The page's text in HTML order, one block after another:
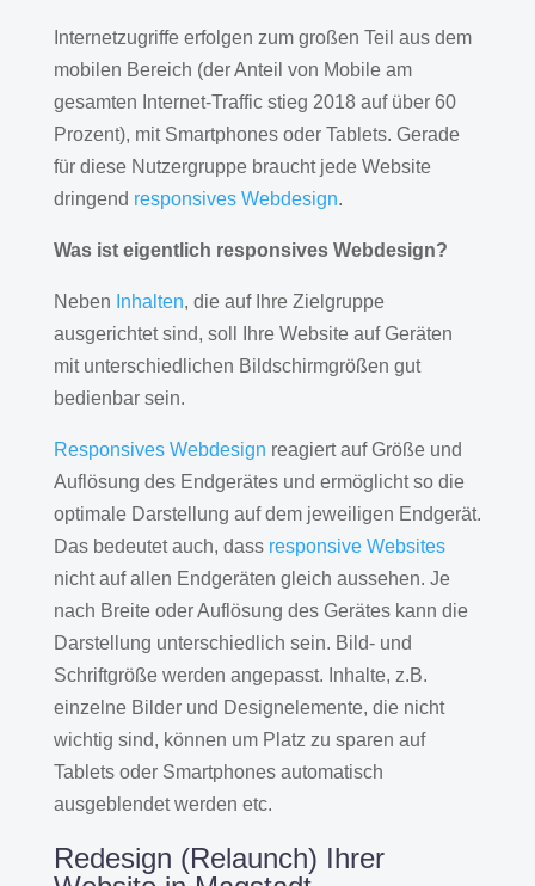
Internetzugriffe erfolgen zum großen Teil aus dem
mobilen Bereich (der Anteil von Mobile am
gesamten Internet-Traffic stieg 2018 auf über 60
Prozent), mit Smartphones oder Tablets. Gerade
für diese Nutzergruppe braucht jede Website
dringend responsives Webdesign.
Was ist eigentlich responsives Webdesign?
Neben Inhalten, die auf Ihre Zielgruppe
ausgerichtet sind, soll Ihre Website auf Geräten
mit unterschiedlichen Bildschirmgrößen gut
bedienbar sein.
Responsives Webdesign reagiert auf Größe und
Auflösung des Endgerätes und ermöglicht so die
optimale Darstellung auf dem jeweiligen Endgerät.
Das bedeutet auch, dass responsive Websites
nicht auf allen Endgeräten gleich aussehen. Je
nach Breite oder Auflösung des Gerätes kann die
Darstellung unterschiedlich sein. Bild- und
Schriftgröße werden angepasst. Inhalte, z.B.
einzelne Bilder und Designelemente, die nicht
wichtig sind, können um Platz zu sparen auf
Tablets oder Smartphones automatisch
ausgeblendet werden etc.
Redesign (Relaunch) Ihrer